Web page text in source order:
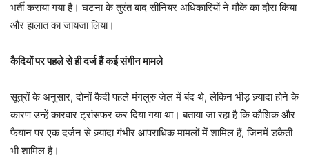
भर्ती कराया गया है। घटना के तुरंत बाद सीनियर अधिकारियों ने मौके का दौरा किया
और हालात का जायजा लिया।
कैदियों पर पहले से ही दर्ज हैं कई संगीन मामले
सूत्रों के अनुसार, दोनों कैदी पहले मंगलुरु जेल में बंद थे, लेकिन भीड़ ज़्यादा होने के
कारण उन्हें कारवार ट्रांसफर कर दिया गया था। बताया जा रहा है कि कौशिक और
फैयान पर एक दर्जन से ज़्यादा गंभीर आपराधिक मामलों में शामिल हैं, जिनमें डकैती
भी शामिल है।